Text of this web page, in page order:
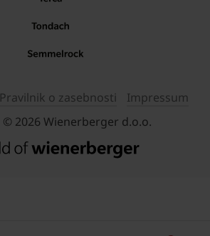
Pravilnik o zasebnosti
Impressum
© 2026 Wienerberger d.o.o.